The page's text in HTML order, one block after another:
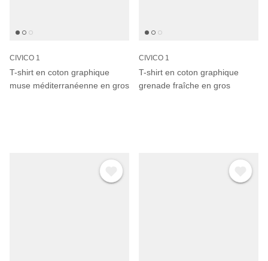
CIVICO 1
T-shirt en coton graphique
muse méditerranéenne en gros
CIVICO 1
T-shirt en coton graphique
grenade fraîche en gros